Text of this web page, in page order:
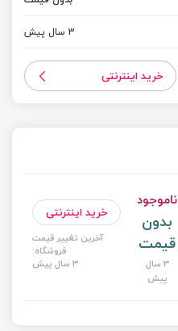
3 سال پیش
خرید اینترنتی
ناموجود
بدون
قیمت
3 سال
پیش
خرید اینترنتی
آخرین تغییر قیمت
فروشگاه:
3 سال پیش